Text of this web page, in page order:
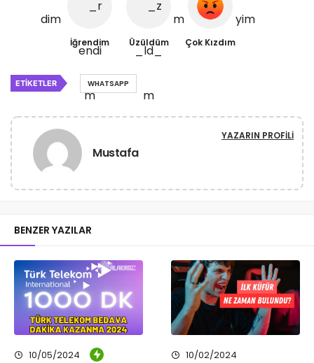
İğrendim Üzüldüm Çok Kızdım
ETIKETLER WHATSAPP
Mustafa
YAZARIN PROFILI
BENZER YAZILAR
10/05/2024 10/02/2024